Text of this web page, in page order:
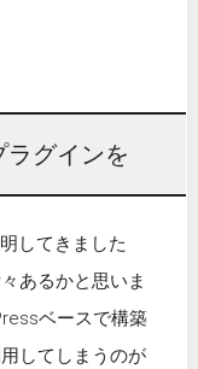
グインを
してきました
あるかと思いま
ベースで構築
してしまうのが